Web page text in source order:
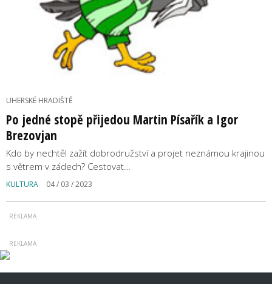
UHERSKÉ HRADIŠTĚ
Po jedné stopě přijedou Martin Písařík a Igor
Brezovjan
Kdo by nechtěl zažít dobrodružství a projet neznámou krajinou
s větrem v zádech? Cestovat…
KULTURA 04 / 03 / 2023